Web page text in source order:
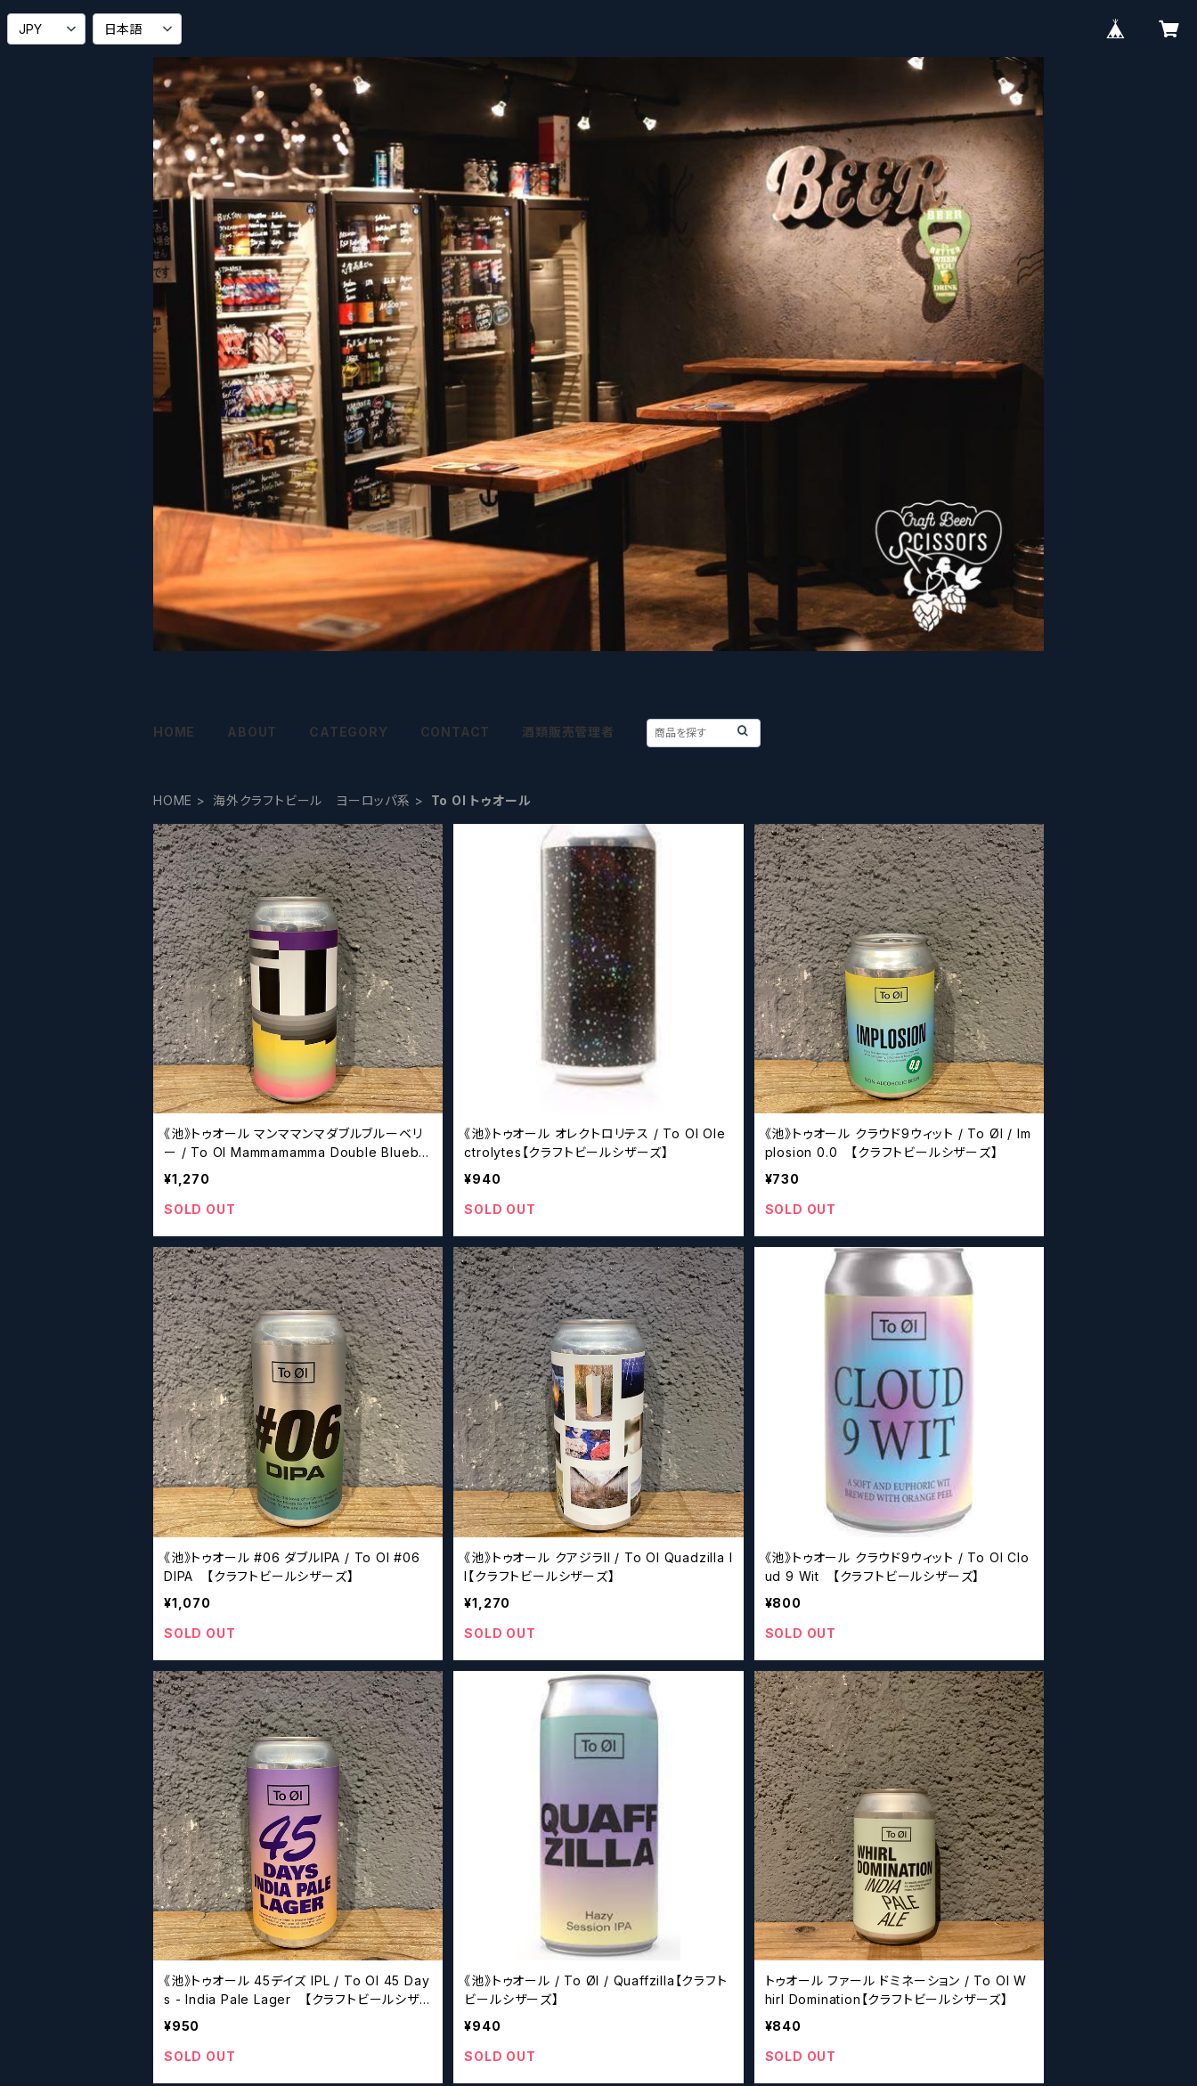
HOME ABOUT CATEGORY CONTACT 酒類販売管理者
HOME 海外クラフトビール ヨーロッパ系 To Ol トゥオール
《池》トゥオール マンママンマダブルブルーベリ
ー / To Ol Mammamamma Double Bluebe
rry【クラフトビールシザーズ】
¥1,270
SOLD OUT
《池》トゥオール オレクトロリテス / To Ol Ole
ctrolytes【クラフトビールシザーズ】
¥940
SOLD OUT
《池》トゥオール クラウド9ウィット / To Øl / Im
plosion 0.0 【クラフトビールシザーズ】
¥730
SOLD OUT
《池》トゥオール #06 ダブルIPA / To Ol #06
DIPA 【クラフトビールシザーズ】
¥1,070
SOLD OUT
《池》トゥオール クアジラII / To Ol Quadzilla I
I【クラフトビールシザーズ】
¥1,270
SOLD OUT
《池》トゥオール クラウド9ウィット / To Ol Clo
ud 9 Wit 【クラフトビールシザーズ】
¥800
SOLD OUT
《池》トゥオール 45デイズ IPL / To Ol 45 Day
s - India Pale Lager 【クラフトビールシザ
ーズ】
¥950
SOLD OUT
《池》トゥオール / To Øl / Quaffzilla【クラフト
ビールシザーズ】
¥940
SOLD OUT
トゥオール ファール ドミネーション / To Ol W
hirl Domination【クラフトビールシザーズ】
¥840
SOLD OUT